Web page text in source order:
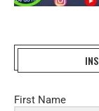
First Name